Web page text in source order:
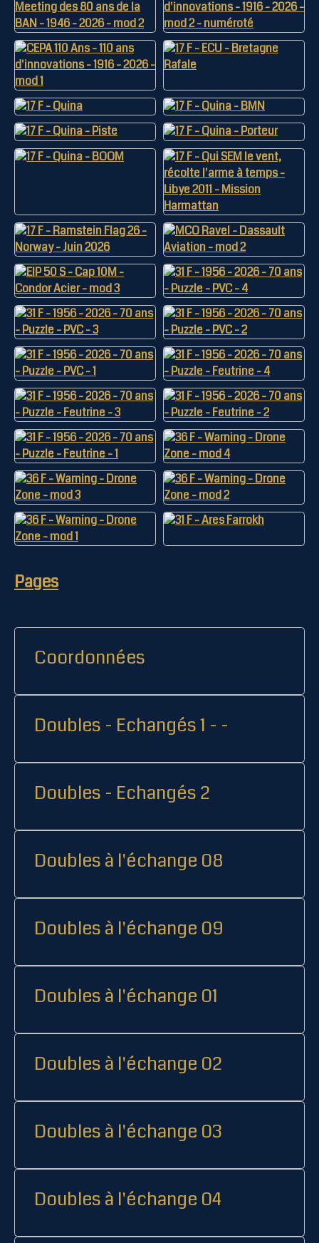
Pages
Coordonnées
Doubles - Echangés 1 - -
Doubles - Echangés 2
Doubles à l'échange 08
Doubles à l'échange 09
Doubles à l'échange 01
Doubles à l'échange 02
Doubles à l'échange 03
Doubles à l'échange 04